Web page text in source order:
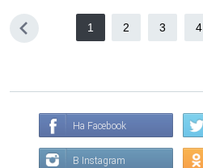
1 2 3 4
На Facebook
В Instagram